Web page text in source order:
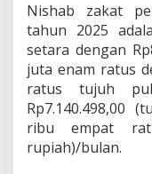
Nishab zakat
tahun 2025
setara dengan
juta enam ratus
ratus tujuh
Rp7.140.498,00
ribu empat
rupiah)/bulan.